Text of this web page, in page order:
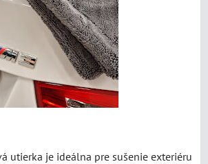
utierka je ideálna pre sušenie exteriéru